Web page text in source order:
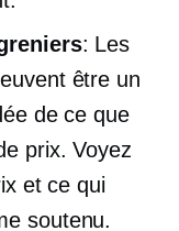
: Les
être un
de ce que
prix. Voyez
et ce qui
soutenu.